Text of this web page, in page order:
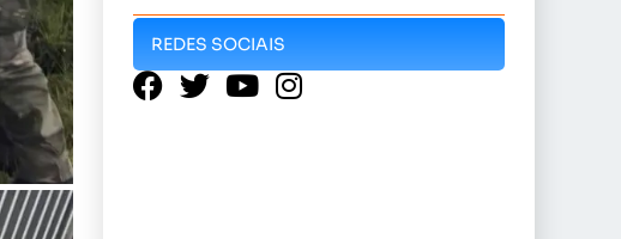
REDES SOCIAIS